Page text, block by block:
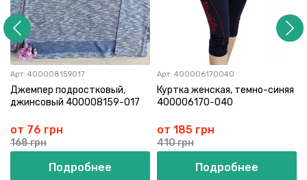
Арт: 400008159017
Джемпер подростковый,
джинсовый 400008159-017
от 76 грн
168 грн
Подробнее
Арт: 400006170040
Куртка женская, темно-синяя
400006170-040
от 185 грн
410 грн
Подробнее